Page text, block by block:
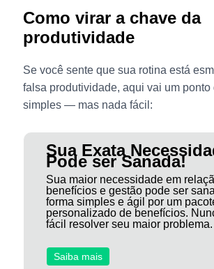
Como virar a chave da
produtividade
Se você sente que sua rotina está
falsa produtividade, aqui vai um ponto
simples — mas nada fácil:
Sua Exata
Pode ser Sanada!
Sua maior necessidade em
benefícios e gestão pode ser
forma simples e ágil por um
personalizado de benefícios.
fácil resolver seu maior problema.
Saiba mais